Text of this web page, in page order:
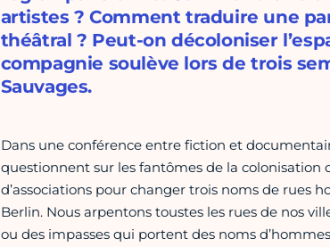
artistes ? Comment traduire une
théâtral ? Peut-on décoloniser
compagnie soulève lors de trois
Sauvages.
Dans une conférence entre fiction et
questionnent sur les fantômes de la colonisation
d’associations pour changer trois noms de rues
Berlin. Nous arpentons toustes les rues de nos
ou des impasses qui portent des noms